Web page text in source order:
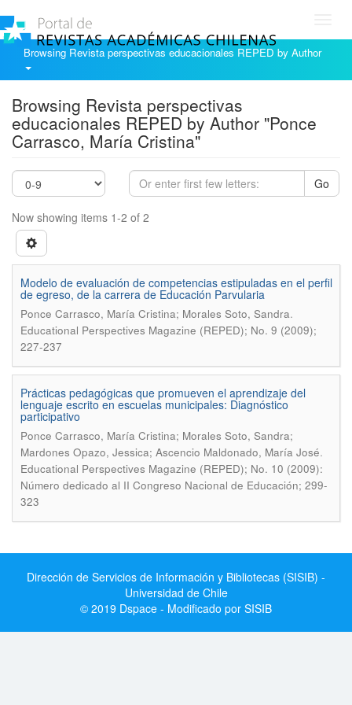
Browsing Revista perspectivas educacionales REPED by Author
Browsing Revista perspectivas
educacionales REPED by Author "Ponce
Carrasco, María Cristina"
Go
Now showing items 1-2 of 2
Modelo de evaluación de competencias estipuladas en el perfil
de egreso, de la carrera de Educación Parvularia
Ponce Carrasco, María Cristina; Morales Soto, Sandra.
Educational Perspectives Magazine (REPED); No. 9 (2009);
227-237
Prácticas pedagógicas que promueven el aprendizaje del
lenguaje escrito en escuelas municipales: Diagnóstico
participativo
Ponce Carrasco, María Cristina; Morales Soto, Sandra;
Mardones Opazo, Jessica; Ascencio Maldonado, María José.
Educational Perspectives Magazine (REPED); No. 10 (2009):
Número dedicado al II Congreso Nacional de Educación; 299-
323
Dirección de Servicios de Información y Bibliotecas (SISIB) -
Universidad de Chile
© 2019 Dspace - Modificado por SISIB